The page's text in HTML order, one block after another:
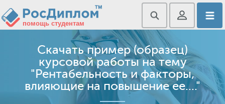
Скачать пример (образец)
курсовой работы на тему
"Рентабельность и факторы,
влияющие на повышение ее...."